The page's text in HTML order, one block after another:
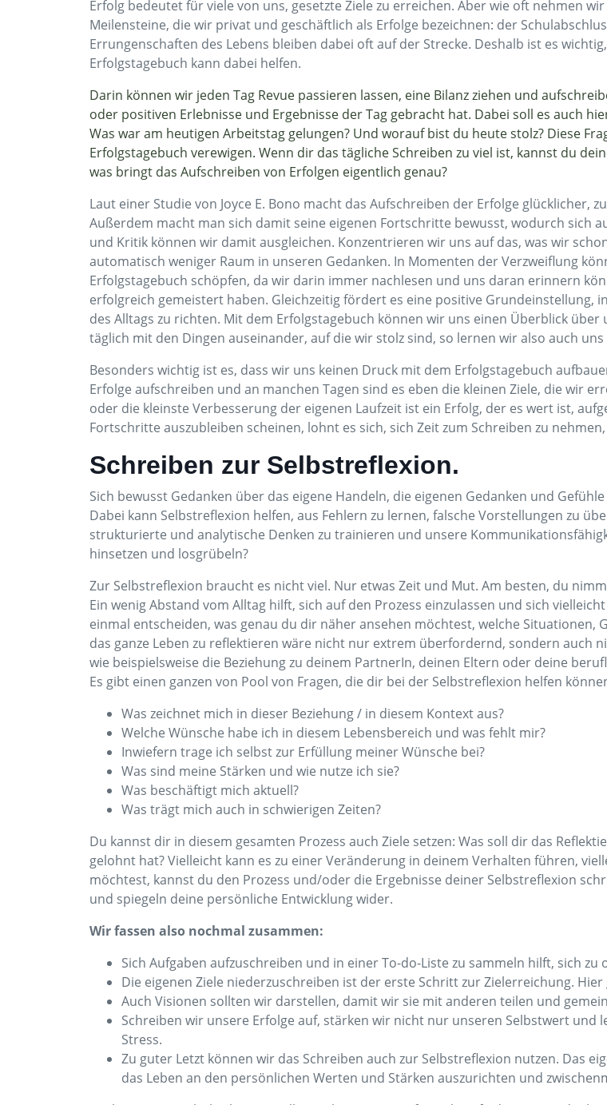
Erfolg bedeutet für viele von uns, gesetzte Ziele zu erreichen. Aber wie oft nehmen
Meilensteine, die wir privat und geschäftlich als Erfolge bezeichnen: der
Errungenschaften des Lebens bleiben dabei oft auf der Strecke. Deshalb ist es
Erfolgstagebuch kann dabei helfen.
Darin können wir jeden Tag Revue passieren lassen, eine Bilanz ziehen und
oder positiven Erlebnisse und Ergebnisse der Tag gebracht hat. Dabei soll es auch
Was war am heutigen Arbeitstag gelungen? Und worauf bist du heute stolz? Diese
Erfolgstagebuch verewigen. Wenn dir das tägliche Schreiben zu viel ist, kannst du
was bringt das Aufschreiben von Erfolgen eigentlich genau?
Laut einer Studie von Joyce E. Bono macht das Aufschreiben der Erfolge
Außerdem macht man sich damit seine eigenen Fortschritte bewusst, wodurch sich
und Kritik können wir damit ausgleichen. Konzentrieren wir uns auf das, was wir
automatisch weniger Raum in unseren Gedanken. In Momenten der Verzweiflung
Erfolgstagebuch schöpfen, da wir darin immer nachlesen und uns daran erinnern
erfolgreich gemeistert haben. Gleichzeitig fördert es eine positive Grundeinstellung,
des Alltags zu richten. Mit dem Erfolgstagebuch können wir uns einen Überblick
täglich mit den Dingen auseinander, auf die wir stolz sind, so lernen wir also auch
Besonders wichtig ist es, dass wir uns keinen Druck mit dem Erfolgstagebuch
Erfolge aufschreiben und an manchen Tagen sind es eben die kleinen Ziele, die wir
oder die kleinste Verbesserung der eigenen Laufzeit ist ein Erfolg, der es wert ist,
Fortschritte auszubleiben scheinen, lohnt es sich, sich Zeit zum Schreiben zu
Schreiben zur Selbstreflexion.
Sich bewusst Gedanken über das eigene Handeln, die eigenen Gedanken und
Dabei kann Selbstreflexion helfen, aus Fehlern zu lernen, falsche Vorstellungen zu
strukturierte und analytische Denken zu trainieren und unsere
hinsetzen und losgrübeln?
Zur Selbstreflexion braucht es nicht viel. Nur etwas Zeit und Mut. Am besten, du
Ein wenig Abstand vom Alltag hilft, sich auf den Prozess einzulassen und sich
einmal entscheiden, was genau du dir näher ansehen möchtest, welche Situationen,
das ganze Leben zu reflektieren wäre nicht nur extrem überfordernd, sondern auch
wie beispielsweise die Beziehung zu deinem PartnerIn, deinen Eltern oder deine
Es gibt einen ganzen von Pool von Fragen, die dir bei der Selbstreflexion helfen
Was zeichnet mich in dieser Beziehung / in diesem Kontext aus?
Welche Wünsche habe ich in diesem Lebensbereich und was fehlt mir?
Inwiefern trage ich selbst zur Erfüllung meiner Wünsche bei?
Was sind meine Stärken und wie nutze ich sie?
Was beschäftigt mich aktuell?
Was trägt mich auch in schwierigen Zeiten?
Du kannst dir in diesem gesamten Prozess auch Ziele setzen: Was soll dir das
gelohnt hat? Vielleicht kann es zu einer Veränderung in deinem Verhalten führen,
möchtest, kannst du den Prozess und/oder die Ergebnisse deiner Selbstreflexion
und spiegeln deine persönliche Entwicklung wider.
Wir fassen also nochmal zusammen:
Sich Aufgaben aufzuschreiben und in einer To-do-Liste zu sammeln hilft, sich
Die eigenen Ziele niederzuschreiben ist der erste Schritt zur Zielerreichung.
Auch Visionen sollten wir darstellen, damit wir sie mit anderen teilen und
Schreiben wir unsere Erfolge auf, stärken wir nicht nur unseren Selbstwert
Stress.
Zu guter Letzt können wir das Schreiben auch zur Selbstreflexion nutzen. Das
das Leben an den persönlichen Werten und Stärken auszurichten und